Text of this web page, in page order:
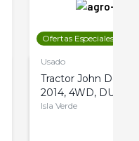
Ofertas Especiales
Usado
Tractor John Deere
2014, 4WD, DUAL
Isla Verde